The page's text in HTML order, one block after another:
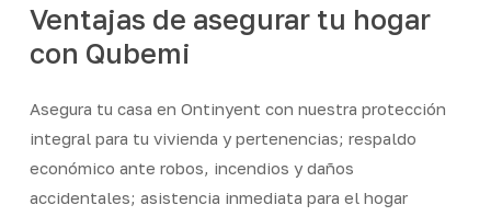
Ventajas de asegurar tu hogar
con Qubemi
Asegura tu casa en Ontinyent con nuestra protección
integral para tu vivienda y pertenencias; respaldo
económico ante robos, incendios y daños
accidentales; asistencia inmediata para el hogar